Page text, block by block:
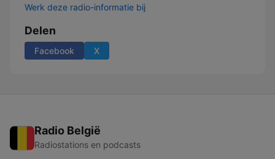
Werk deze radio-informatie bij
Delen
Facebook X
Radio België
Radiostations en podcasts